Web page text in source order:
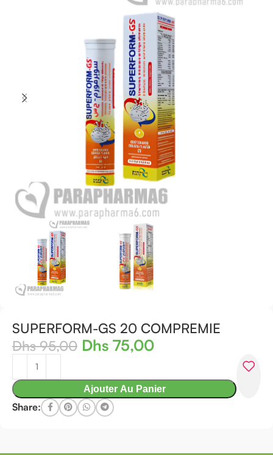
SUPERFORM-GS 20 COMPREMIE
Dhs95,00 Dhs 75,00
Ajouter Au Panier
Share: